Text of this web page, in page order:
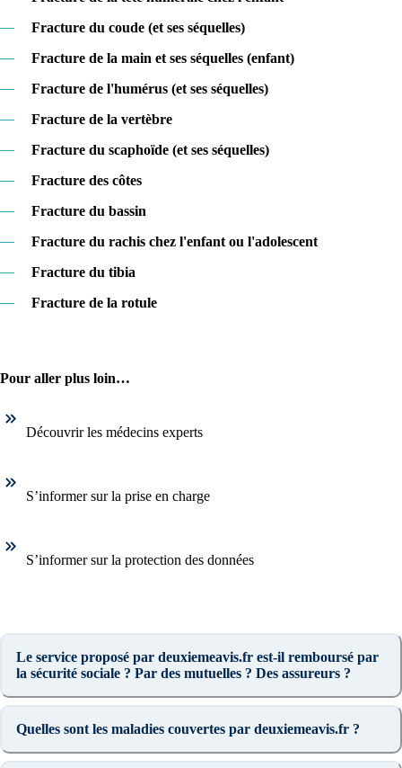
—
Fracture du coude (et ses séquelles)
—
Fracture de la main et ses séquelles (enfant)
—
Fracture de l'humérus (et ses séquelles)
—
Fracture de la vertèbre
—
Fracture du scaphoïde (et ses séquelles)
—
Fracture des côtes
—
Fracture du bassin
—
Fracture du rachis chez l'enfant ou l'adolescent
—
Fracture du tibia
—
Fracture de la rotule
Pour aller plus loin…
Découvrir les médecins experts
S’informer sur la prise en charge
S’informer sur la protection des données
Le service proposé par deuxiemeavis.fr est-il remboursé par
la sécurité sociale ? Par des mutuelles ? Des assureurs ?
Quelles sont les maladies couvertes par deuxiemeavis.fr ?